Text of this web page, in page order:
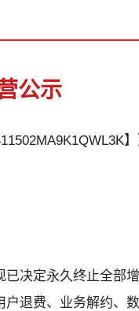
公示
决定永久终止全部增
退费、业务解约、